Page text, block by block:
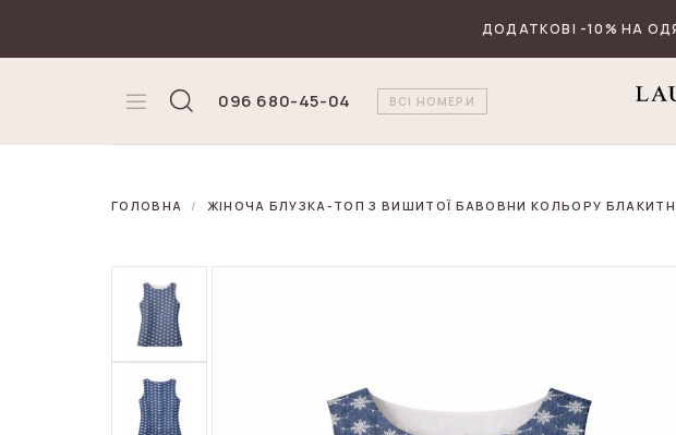
ДОДАТКОВІ -10% НА
096 680-45-04 ВСІ НОМЕРИ
ГОЛОВНА ЖІНОЧА БЛУЗКА-ТОП З ВИШИТОЇ БАВОВНИ КОЛЬОРУ